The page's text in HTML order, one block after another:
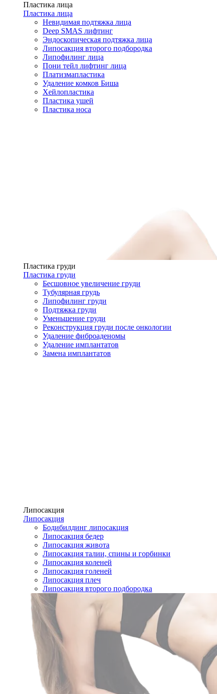
Пластика лица
Пластика лица
Невидимая подтяжка лица
Deep SMAS лифтинг
Эндоскопическая подтяжка лица
Липосакция второго подбородка
Липофилинг лица
Пони тейл лифтинг лица
Платизмапластика
Удаление комков Биша
Хейлопластика
Пластика ушей
Пластика носа
Пластика груди
Пластика груди
Бесшовное увеличение груди
Тубулярная грудь
Липофилинг груди
Подтяжка груди
Уменьшение груди
Реконструкция груди после онкологии
Удаление фиброаденомы
Удаление имплантатов
Замена имплантатов
Липосакция
Липосакция
Бодибилдинг липосакция
Липосакция бедер
Липосакция живота
Липосакция талии, спины и горбинки
Липосакция коленей
Липосакция голеней
Липосакция плеч
Липосакция второго подбородка